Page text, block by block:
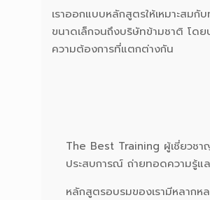
เราออกแบบหลักสูตรให้เหมาะสม
ขนาดเล็กจนถึงบริษัทข้ามชาติ โดย
ความต้องการที่แตกต่างกัน
The Best Training ผู้เชี่ยวช
ประสบการณ์ ถ่ายทอดความรู้แ
หลักสูตรอบรมของเรามีหลากห